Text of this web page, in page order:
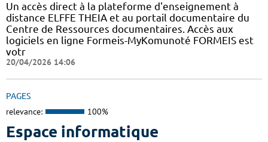
Un accès direct à la plateforme d'enseignement à
distance ELFFE THEIA et au portail documentaire du
Centre de Ressources documentaires. Accès aux
logiciels en ligne Formeis-MyKomunoté FORMEIS est
votr
20/04/2026 14:06
PAGES
relevance: 100%
Espace informatique